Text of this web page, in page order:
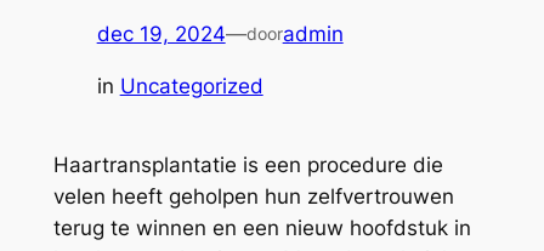
dec 19, 2024—dooradmin
in Uncategorized
Haartransplantatie is een procedure die
velen heeft geholpen hun zelfvertrouwen
terug te winnen en een nieuw hoofdstuk in